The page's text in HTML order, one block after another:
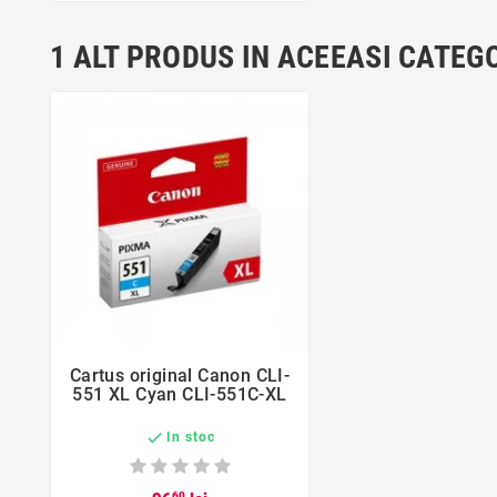
1 ALT PRODUS IN ACEEASI

Cartus original Canon CLI-
551 XL Cyan CLI-551C-XL
 In stoc